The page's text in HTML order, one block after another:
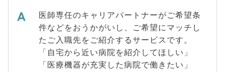
医師専任のキャリアパートナーがご希望条
件などをおうかがいし、ご希望にマッチし
たご入職先をご紹介するサービスです。
「自宅から近い病院を紹介してほしい」
「医療機器が充実した病院で働きたい」